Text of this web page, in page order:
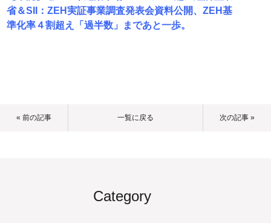
省＆SII：ZEH実証事業調査発表会資料公開、ZEH基
準化率４割超え「過半数」まであと一歩。
« 前の記事 一覧に戻る 次の記事 »
Category